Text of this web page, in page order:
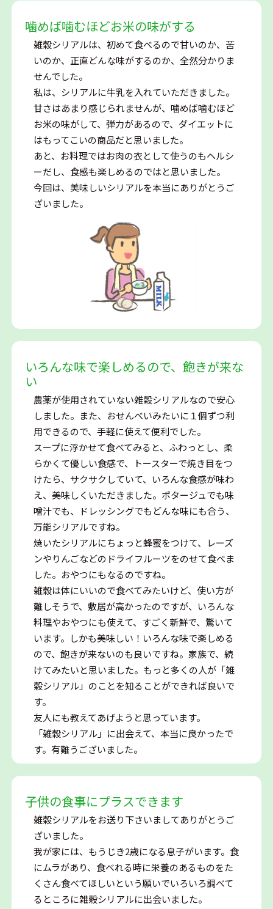
噛めば噛むほどお米の味がする
雑穀シリアルは、初めて食べるので甘いのか、苦
いのか、正直どんな味がするのか、全然分かりま
せんでした。
私は、シリアルに牛乳を入れていただきました。
甘さはあまり感じられませんが、噛めば噛むほど
お米の味がして、弾力があるので、ダイエットに
はもってこいの商品だと思いました。
あと、お料理ではお肉の衣として使うのもヘルシ
ーだし、食感も楽しめるのではと思いました。
今回は、美味しいシリアルを本当にありがとうご
ざいました。
いろんな味で楽しめるので、飽きが来な
い
農薬が使用されていない雑穀シリアルなので安心
しました。また、おせんべいみたいに１個ずつ利
用できるので、手軽に使えて便利でした。
スープに浮かせて食べてみると、ふわっとし、柔
らかくて優しい食感で、トースターで焼き目をつ
けたら、サクサクしていて、いろんな食感が味わ
え、美味しくいただきました。ポタージュでも味
噌汁でも、ドレッシングでもどんな味にも合う、
万能シリアルですね。
焼いたシリアルにちょっと蜂蜜をつけて、レーズ
ンやりんごなどのドライフルーツをのせて食べま
した。おやつにもなるのですね。
雑穀は体にいいので食べてみたいけど、使い方が
難しそうで、敷居が高かったのですが、いろんな
料理やおやつにも使えて、すごく新鮮で、驚いて
います。しかも美味しい！いろんな味で楽しめる
ので、飽きが来ないのも良いですね。家族で、続
けてみたいと思いました。もっと多くの人が「雑
穀シリアル」のことを知ることができれば良いで
す。
友人にも教えてあげようと思っています。
「雑穀シリアル」に出会えて、本当に良かったで
す。有難うございました。
子供の食事にプラスできます
雑穀シリアルをお送り下さいましてありがとうご
ざいました。
我が家には、もうじき2歳になる息子がいます。食
にムラがあり、食べれる時に栄養のあるものをた
くさん食べてほしいという願いでいろいろ調べて
るところに雑穀シリアルに出会いました。